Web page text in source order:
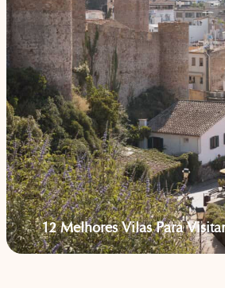
12 Melhores Vilas Para